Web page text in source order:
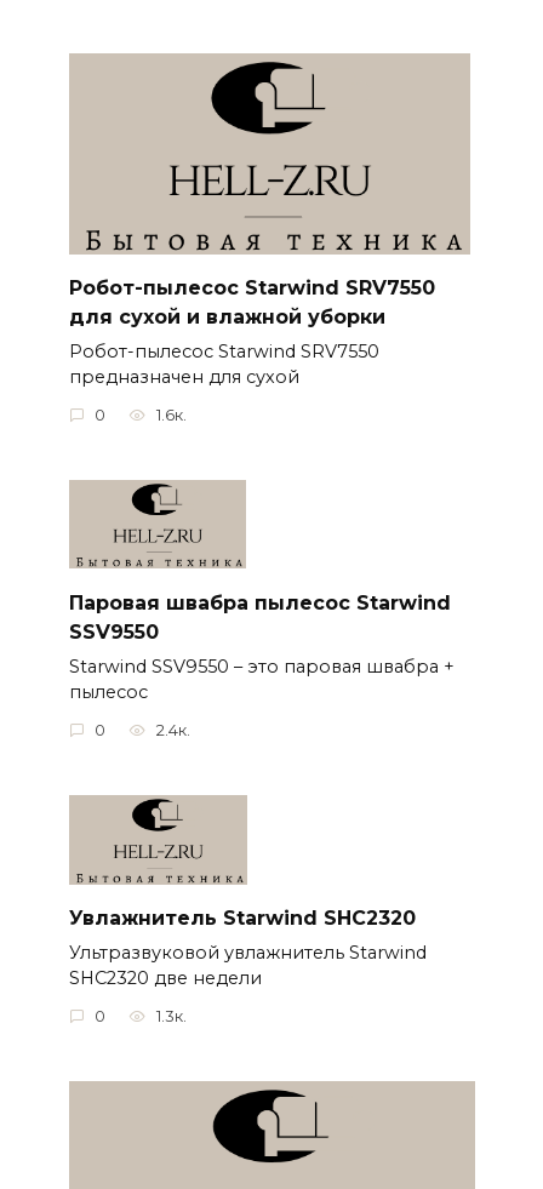
Робот-пылесос Starwind SRV7550
для сухой и влажной уборки
Робот-пылесос Starwind SRV7550
предназначен для сухой
0 1.6к.
Паровая швабра пылесос Starwind
SSV9550
Starwind SSV9550 – это паровая швабра +
пылесос
0 2.4к.
Увлажнитель Starwind SHC2320
Ультразвуковой увлажнитель Starwind
SHC2320 две недели
0 1.3к.